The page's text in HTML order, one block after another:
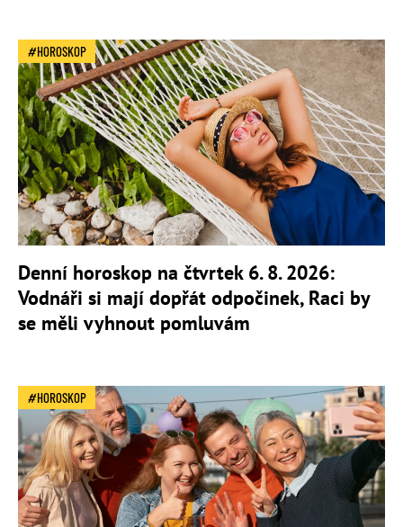
HOROSKOP
Denní horoskop na čtvrtek 6. 8. 2026:
Vodnáři si mají dopřát odpočinek, Raci by
se měli vyhnout pomluvám
HOROSKOP